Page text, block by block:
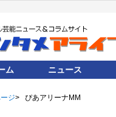
ム ニュース
ジ ぴあアリーナMM